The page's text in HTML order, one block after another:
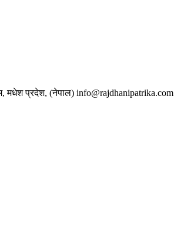
मधेश प्रदेश, (नेपाल) info@rajdhanipatrika.com